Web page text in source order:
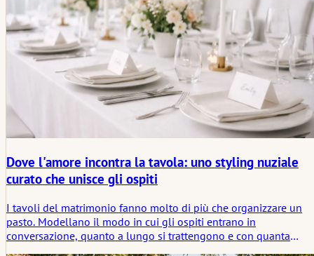
Dove l'amore incontra la tavola: uno styling nuziale
curato che unisce gli ospiti
I tavoli del matrimonio fanno molto di più che organizzare un
pasto. Modellano il modo in cui gli ospiti entrano in
conversazione, quanto a lungo si trattengono e con quanta